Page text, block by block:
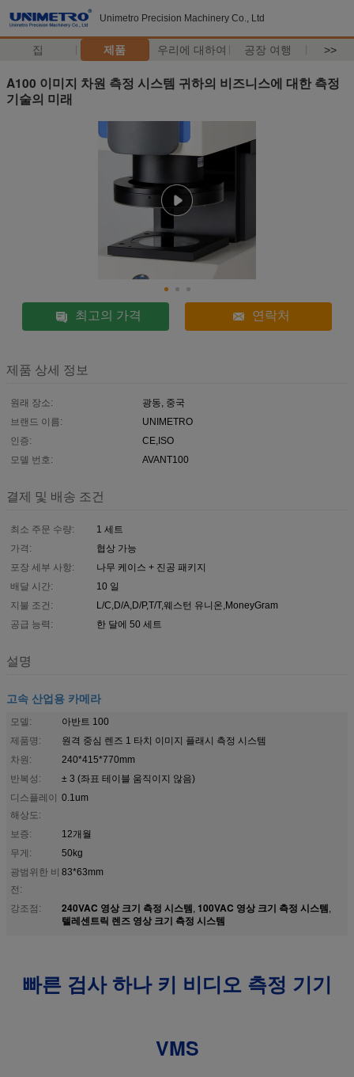
Unimetro Precision Machinery Co., Ltd
집 제품 우리에 대하여 공장 여행 >>
A100 이미지 차원 측정 시스템 귀하의 비즈니스에 대한 측정
기술의 미래
최고의 가격 연락처
제품 상세 정보
원래 장소:
광동, 중국
브랜드 이름:
UNIMETRO
인증:
CE,ISO
모델 번호:
AVANT100
결제 및 배송 조건
최소 주문 수량:
1 세트
가격:
협상 가능
포장 세부 사항:
나무 케이스 + 진공 패키지
배달 시간:
10 일
지불 조건:
L/C,D/A,D/P,T/T,웨스턴 유니온,MoneyGram
공급 능력:
한 달에 50 세트
설명
고속 산업용 카메라
모델:
아반트 100
제품명:
원격 중심 렌즈 1 타치 이미지 플래시 측정 시스템
차원:
240*415*770mm
반복성:
± 3 (좌표 테이블 움직이지 않음)
디스플레이
해상도:
0.1um
보증:
12개월
무게:
50kg
광범위한 비
전:
83*63mm
강조점: 240VAC 영상 크기 측정 시스템, 100VAC 영상 크기 측정 시스템,
텔레센트릭 렌즈 영상 크기 측정 시스템
빠른 검사 하나 키 비디오 측정 기기
VMS